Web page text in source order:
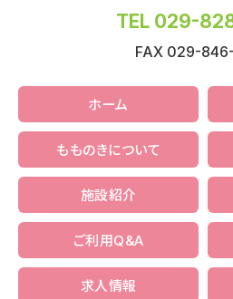
TEL 029-
FAX 029-
ホーム
もものきについて
施設紹介
ご利用Q&A
求人情報